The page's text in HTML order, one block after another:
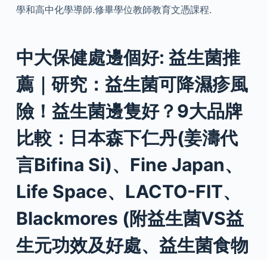
學和高中化學導師.修畢學位教師教育文憑課程.
中大保健處邊個好: 益生菌推
薦｜研究：益生菌可降濕疹風
險！益生菌邊隻好？9大品牌
比較：日本森下仁丹(姜濤代
言Bifina Si)、Fine Japan、
Life Space、LACTO-FIT、
Blackmores (附益生菌VS益
生元功效及好處、益生菌食物